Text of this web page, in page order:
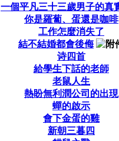
一個平凡三十三歲男子的真
你是羅蔔、蛋還是咖啡
工作怎麼消失了
結不結婚都會後侮
诗四首
給學生下話的老師
老鼠人生
熱盼無利潤公司的出現
蟬的啟示
會下金蛋的雞
新朝三暮四